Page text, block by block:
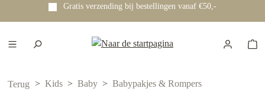
hoofdinhoud
Gratis verzending bij bestellingen vanaf €50,-
Terug Kids Baby Babypakjes & Rompers